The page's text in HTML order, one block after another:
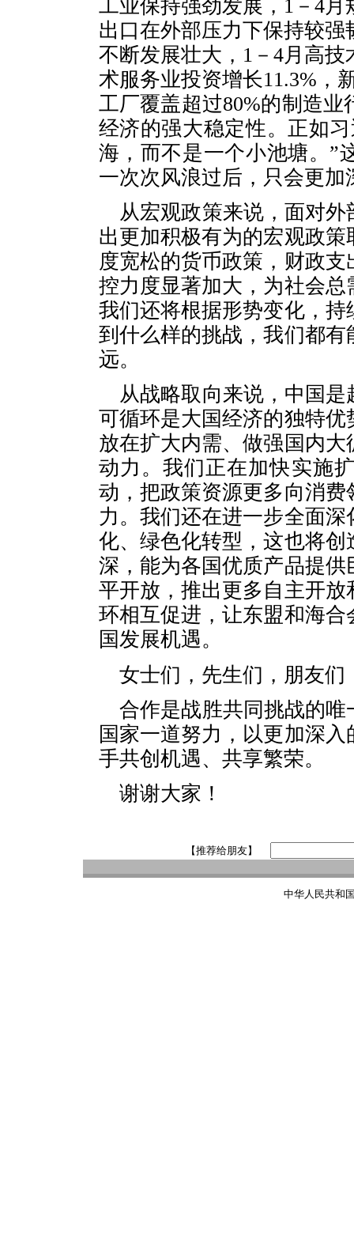
工业保持强劲发展，1－4
出口在外部压力下保持较强
不断发展壮大，1－4月高
术服务业投资增长11.3%，
工厂覆盖超过80%的制造
经济的强大稳定性。正如
海，而不是一个小池塘。”
一次次风浪过后，只会更
从宏观政策来说，面对
出更加积极有为的宏观政
度宽松的货币政策，财政
控力度显著加大，为社会
我们还将根据形势变化，
到什么样的挑战，我们都
远。
从战略取向来说，中国
可循环是大国经济的独特
放在扩大内需、做强国内
动力。我们正在加快实施
动，把政策资源更多向消
力。我们还在进一步全面
化、绿色化转型，这也将
深，能为各国优质产品提
平开放，推出更多自主开
环相互促进，让东盟和海
国发展机遇。
女士们，先生们，朋友们
合作是战胜共同挑战的
国家一道努力，以更加深
手共创机遇、共享繁荣。
谢谢大家！
【推荐给朋友】
中华人民共和